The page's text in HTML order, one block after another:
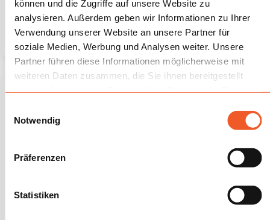
können und die Zugriffe auf unsere Website zu
analysieren. Außerdem geben wir Informationen zu Ihrer
Verwendung unserer Website an unsere Partner für
soziale Medien, Werbung und Analysen weiter. Unsere
Partner führen diese Informationen möglicherweise mit
weiteren Daten zusammen, die Sie ihnen bereitgestellt
Notwendig
Präferenzen
Statistiken
SET Archery Tag
Premium 22 lbs für 12
Spieler -...
1 416,50 €1 491,05 €
SET Archery Tag
Premium 22 lbs für 12
Spieler -...
1 416,50 €1 491,05 €
-5%
Vorrätig
SET Archery Tag
-5%
SET Archery Tag
Premium 26 lbs - für 12